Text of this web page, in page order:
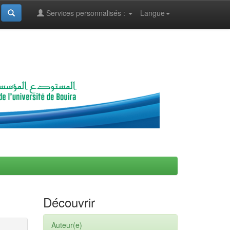
Langue
Services personnalisés :
Découvrir
Auteur(e)